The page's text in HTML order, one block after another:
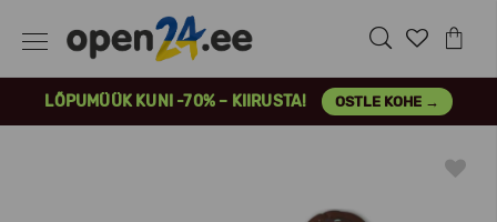
LÕPUMÜÜK KUNI -70% – KIIRUSTA! OSTLE KOHE →